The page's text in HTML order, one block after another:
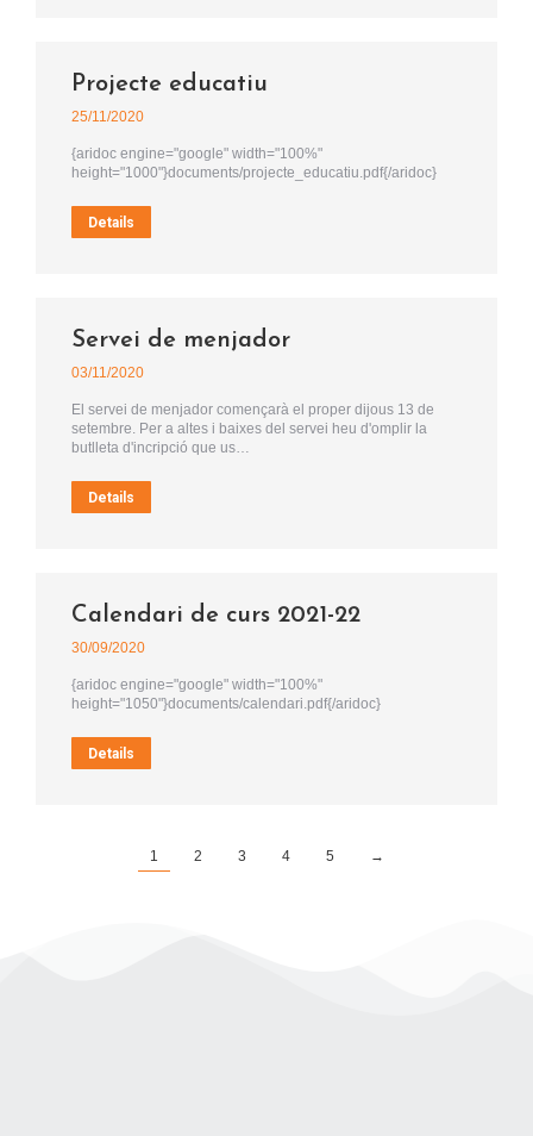
Projecte educatiu
25/11/2020
{aridoc engine="google" width="100%"
height="1000"}documents/projecte_educatiu.pdf{/aridoc}
Details
Servei de menjador
03/11/2020
El servei de menjador començarà el proper dijous 13 de
setembre. Per a altes i baixes del servei heu d'omplir la
butlleta d'incripció que us…
Details
Calendari de curs 2021-22
30/09/2020
{aridoc engine="google" width="100%"
height="1050"}documents/calendari.pdf{/aridoc}
Details
1 2 3 4 5 →